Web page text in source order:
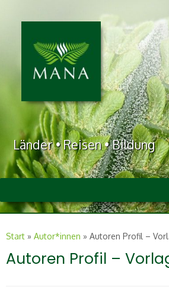
Länder • Reisen • Bildung
Start » Autor*innen » Autoren Profil –
Autoren Profil –